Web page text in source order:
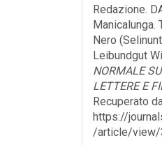
Redazione.
Manicalunga.
Nero
Leibundgut
NORMALE
LETTERE E
Recuperato
https://
/article/view/